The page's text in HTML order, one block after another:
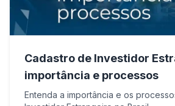
Cadastro de Investidor
importância e processos
Entenda a importância e os